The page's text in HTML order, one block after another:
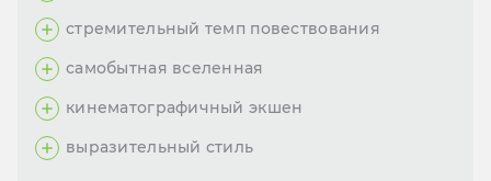
стремительный темп повествования
самобытная вселенная
кинематографичный экшен
выразительный стиль